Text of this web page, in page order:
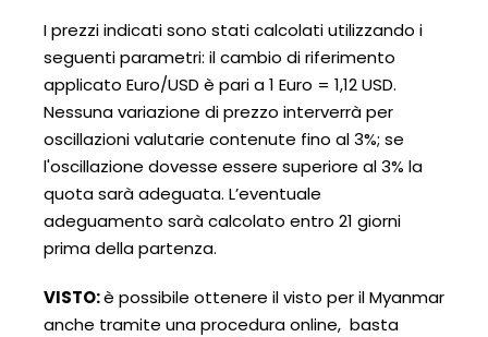
I prezzi indicati sono stati calcolati utilizzando i
seguenti parametri: il cambio di riferimento
applicato Euro/USD è pari a 1 Euro = 1,12 USD.
Nessuna variazione di prezzo interverrà per
oscillazioni valutarie contenute fino al 3%; se
l'oscillazione dovesse essere superiore al 3% la
quota sarà adeguata. L’eventuale
adeguamento sarà calcolato entro 21 giorni
prima della partenza.
VISTO:è possibile ottenere il visto per il Myanmar
anche tramite una procedura online, basta